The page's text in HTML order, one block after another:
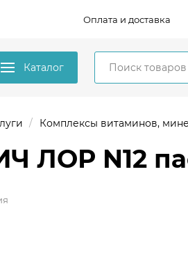
Оплата и доставка
Каталог
Комплексы витаминов,
ЛОР N12